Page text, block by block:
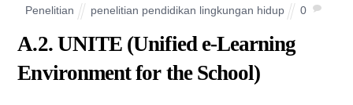
Penelitian penelitian pendidikan lingkungan hidup 0
A.2. UNITE (Unified e-Learning
Environment for the School)